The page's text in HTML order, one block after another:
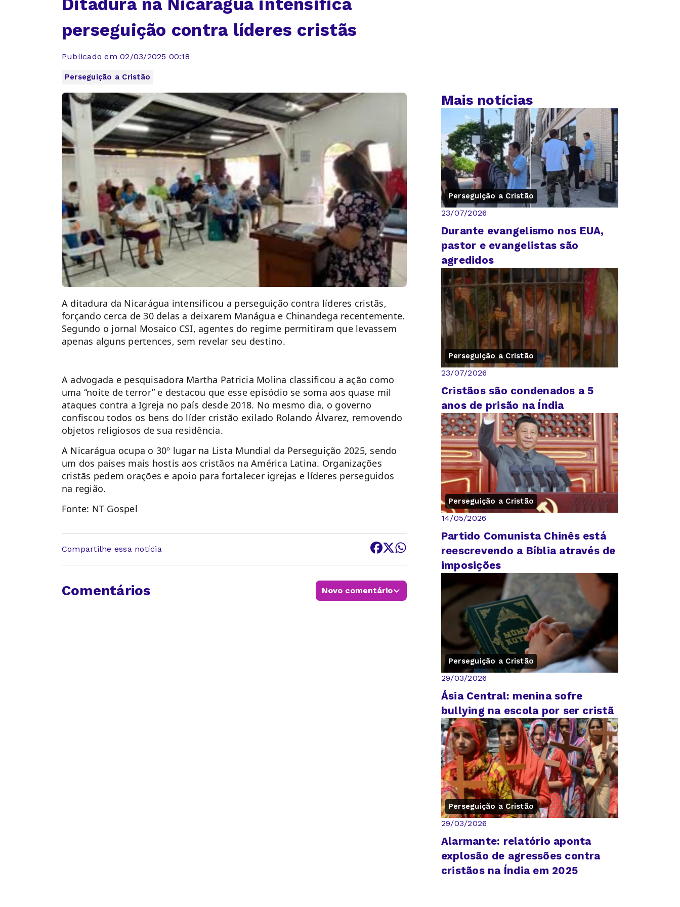
Ditadura na Nicarágua intensifica
perseguição contra líderes cristãs
Publicado em 02/03/2025 00:18
Perseguição a Cristão
A ditadura da Nicarágua intensificou a perseguição contra líderes cristãs,
forçando cerca de 30 delas a deixarem Manágua e Chinandega recentemente.
Segundo o jornal Mosaico CSI, agentes do regime permitiram que levassem
apenas alguns pertences, sem revelar seu destino.
A advogada e pesquisadora Martha Patricia Molina classificou a ação como
uma “noite de terror” e destacou que esse episódio se soma aos quase mil
ataques contra a Igreja no país desde 2018. No mesmo dia, o governo
confiscou todos os bens do líder cristão exilado Rolando Álvarez, removendo
objetos religiosos de sua residência.
A Nicarágua ocupa o 30º lugar na Lista Mundial da Perseguição 2025, sendo
um dos países mais hostis aos cristãos na América Latina. Organizações
cristãs pedem orações e apoio para fortalecer igrejas e líderes perseguidos
na região.
Fonte: NT Gospel
Compartilhe essa notícia
Comentários Novo comentário
Mais notícias
Perseguição a Cristão
23/07/2026
Durante evangelismo nos EUA,
pastor e evangelistas são
agredidos
Perseguição a Cristão
23/07/2026
Cristãos são condenados a 5
anos de prisão na Índia
Perseguição a Cristão
14/05/2026
Partido Comunista Chinês está
reescrevendo a Bíblia através de
imposições
Perseguição a Cristão
29/03/2026
Ásia Central: menina sofre
bullying na escola por ser cristã
Perseguição a Cristão
29/03/2026
Alarmante: relatório aponta
explosão de agressões contra
cristãos na Índia em 2025